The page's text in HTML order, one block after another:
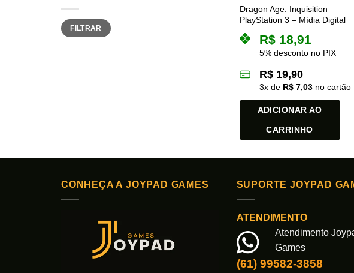
Preço
mínimo
Preço
máximo
FILTRAR
Dragon Age: Inquisition –
PlayStation 3 – Mídia Digital
R$18,91
5% desconto no PIX
R$19,90
3x de R$7,03no cartão
ADICIONAR AO
CARRINHO
CONHEÇA A JOYPAD GAMES SUPORTE JOYPAD
ATENDIMENTO
Atendimento
Games
(61) 99582-3858